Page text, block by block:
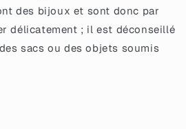
des bijoux et sont donc par
délicatement ; il est déconseillé
sacs ou des objets soumis